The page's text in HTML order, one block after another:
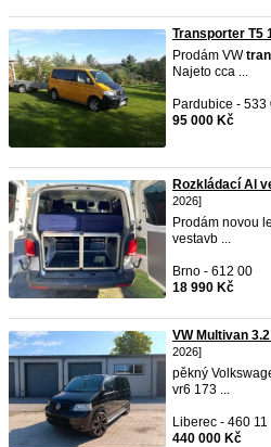
Transporter T5
Prodám VW
Najeto cca ...
Pardubice - 533
95 000 Kč
Rozkládací Al
2026]
Prodám novou
vestavb ...
Brno - 612 00
18 990 Kč
VW Multivan
2026]
pěkný
vr6 173 ...
Liberec - 460 11
440 000 Kč